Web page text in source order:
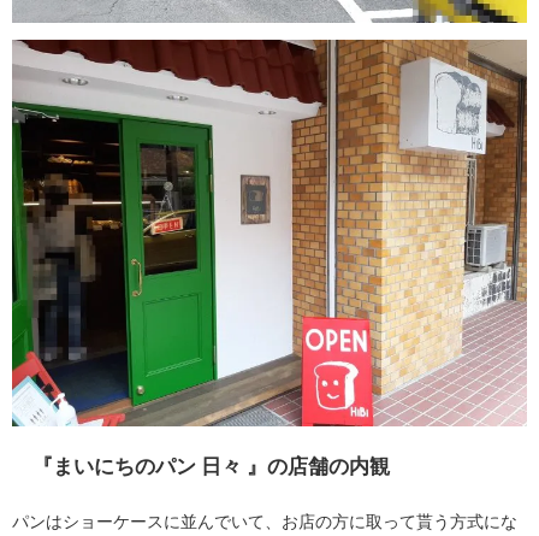
『 まいにちのパン 日々 』の店舗の内観
パンはショーケースに並んでいて、お店の方に取って貰う方式にな